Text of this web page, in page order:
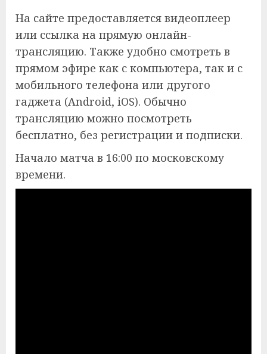
На сайте предоставляется видеоплеер
или ссылка на прямую онлайн-
трансляцию. Также удобно смотреть в
прямом эфире как с компьютера, так и с
мобильного телефона или другого
гаджета (Android, iOS). Обычно
трансляцию можно посмотреть
бесплатно, без регистрации и подписки.
Начало матча в 16:00 по московскому
времени.